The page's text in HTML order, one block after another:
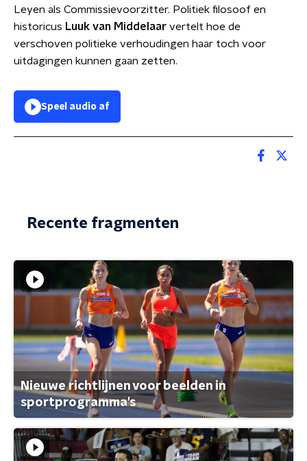
Leyen als Commissievoorzitter. Politiek filosoof en
historicus Luuk van Middelaar vertelt hoe de
verschoven politieke verhoudingen haar toch voor
uitdagingen kunnen gaan zetten.
Speel audio af
Recente fragmenten
Nieuwe richtlijnen voor beelden in
sportprogramma's